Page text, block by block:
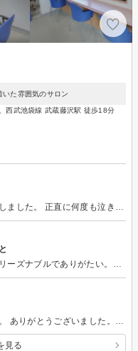
た雰囲気のサロン
西武池袋線 武蔵藤沢駅 徒歩18分
見る